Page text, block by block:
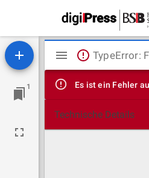
1
Mirador
Viewer
TypeError:
Es ist ein Fehler
Technische Details